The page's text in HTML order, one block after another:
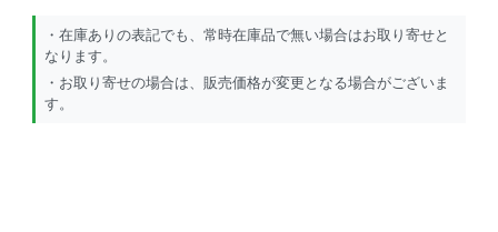
・在庫ありの表記でも、常時在庫品で無い場合はお取り寄せと
なります。
・お取り寄せの場合は、販売価格が変更となる場合がございま
す。